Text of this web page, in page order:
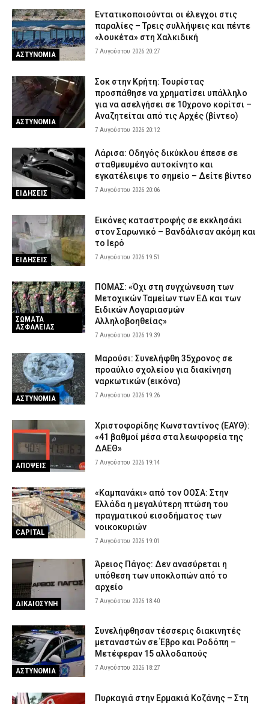
ΑΣΤΥΝΟΜΙΑ
Εντατικοποιούνται οι έλεγχοι στις
παραλίες – Τρεις συλλήψεις και πέντε
«λουκέτα» στη Χαλκιδική
7 Αυγούστου 2026 20:27
ΑΣΤΥΝΟΜΙΑ
Σοκ στην Κρήτη: Τουρίστας
προσπάθησε να χρηματίσει υπάλληλο
για να ασελγήσει σε 10χρονο κορίτσι –
Αναζητείται από τις Αρχές (βίντεο)
7 Αυγούστου 2026 20:12
ΕΙΔΗΣΕΙΣ
Λάρισα: Οδηγός δικύκλου έπεσε σε
σταθμευμένο αυτοκίνητο και
εγκατέλειψε το σημείο – Δείτε βίντεο
7 Αυγούστου 2026 20:06
ΕΙΔΗΣΕΙΣ
Εικόνες καταστροφής σε εκκλησάκι
στον Σαρωνικό – Βανδάλισαν ακόμη και
το Ιερό
7 Αυγούστου 2026 19:51
ΣΩΜΑΤΑ
ΑΣΦΑΛΕΙΑΣ
ΠΟΜΑΣ: «Όχι στη συγχώνευση των
Μετοχικών Ταμείων των ΕΔ και των
Ειδικών Λογαριασμών
Αλληλοβοηθείας»
7 Αυγούστου 2026 19:39
ΑΣΤΥΝΟΜΙΑ
Μαρούσι: Συνελήφθη 35χρονος σε
προαύλιο σχολείου για διακίνηση
ναρκωτικών (εικόνα)
7 Αυγούστου 2026 19:26
ΑΠΟΨΕΙΣ
Χριστοφορίδης Κωνσταντίνος (ΕΑΥΘ):
«41 βαθμοί μέσα στα λεωφορεία της
ΔΑΕΘ»
7 Αυγούστου 2026 19:14
CAPITAL
«Καμπανάκι» από τον ΟΟΣΑ: Στην
Ελλάδα η μεγαλύτερη πτώση του
πραγματικού εισοδήματος των
νοικοκυριών
7 Αυγούστου 2026 19:01
ΔΙΚΑΙΟΣΥΝΗ
Άρειος Πάγος: Δεν ανασύρεται η
υπόθεση των υποκλοπών από το
αρχείο
7 Αυγούστου 2026 18:40
ΑΣΤΥΝΟΜΙΑ
Συνελήφθησαν τέσσερις διακινητές
μεταναστών σε Έβρο και Ροδόπη –
Μετέφεραν 15 αλλοδαπούς
7 Αυγούστου 2026 18:27
Πυρκαγιά στην Ερμακιά Κοζάνης – Στη